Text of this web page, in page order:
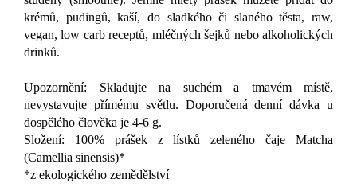
krémů, pudingů, kaší, do sladkého či slaného těsta, raw,
vegan, low carb receptů, mléčných šejků nebo alkoholických
drinků.
Upozornění: Skladujte na suchém a tmavém místě,
nevystavujte přímému světlu. Doporučená denní dávka u
dospělého člověka je 4-6 g.
Složení: 100% prášek z lístků zeleného čaje Matcha
(Camellia sinensis)*
*z ekologického zemědělství